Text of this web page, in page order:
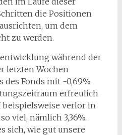
die Positionen
um dem
zu werden.
während der
letzten Wochen
Fonds mit -0,69%
erfreulich
beispielsweise verlor in
viel, nämlich 3,36%.
sich, wie gut unsere